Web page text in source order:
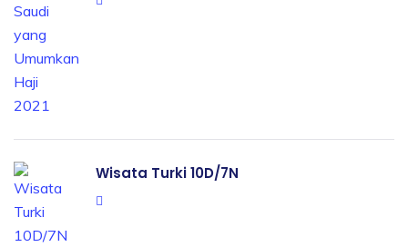
Wisata Turki 10D/7N